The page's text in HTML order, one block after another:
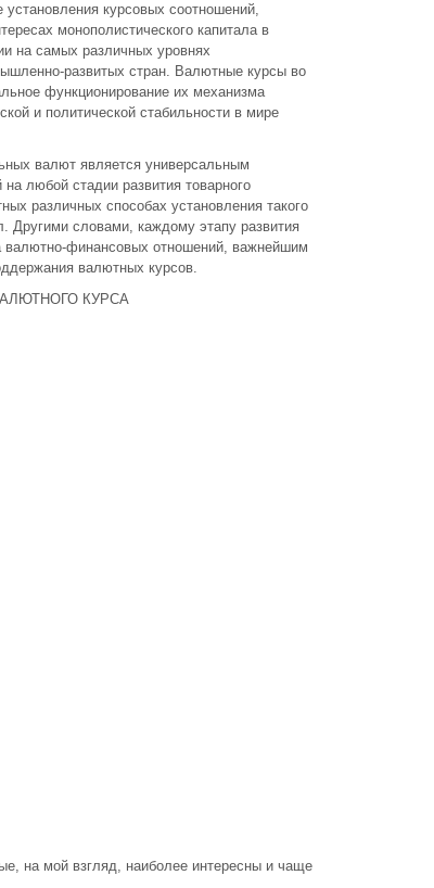
курсовых соотношений,
монополистического капитала в
на самых различных уровнях
развитых стран. Валютные курсы во
функционирование их механизма
и политической стабильности в мире
валют является универсальным
любой стадии развития товарного
различных способах установления такого
Другими словами, каждому этапу развития
валютно-финансовых отношений, важнейшим
валютных курсов.
КУРСА
на мой взгляд, наиболее интересны и чаще